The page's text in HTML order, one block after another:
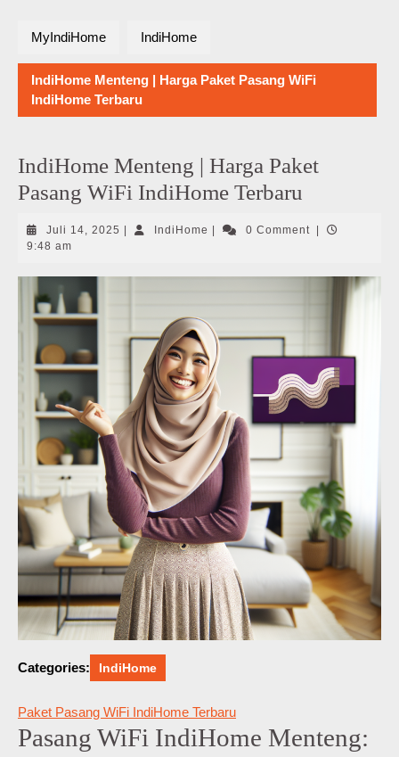
MyIndiHome IndiHome
IndiHome Menteng | Harga Paket Pasang WiFi
IndiHome Terbaru
IndiHome Menteng | Harga Paket
Pasang WiFi IndiHome Terbaru
Juli 14, 2025 Juli
IndiHome IndiHome0 Comment
9:48 am
Categories: IndiHome
Paket Pasang WiFi IndiHome Terbaru
Pasang WiFi IndiHome Menteng: